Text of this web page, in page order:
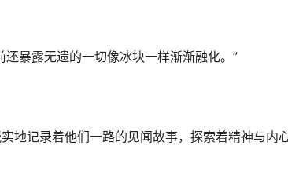
暴露无遗的一切像冰块一样渐渐融化。”
地记录着他们一路的见闻故事，探索着精神与内